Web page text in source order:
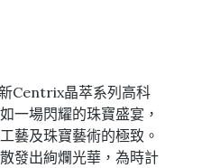
Centrix晶萃系列高科
一場閃耀的珠寶盛宴，
藝及珠寶藝術的極致。
發出絢爛光華，為時計